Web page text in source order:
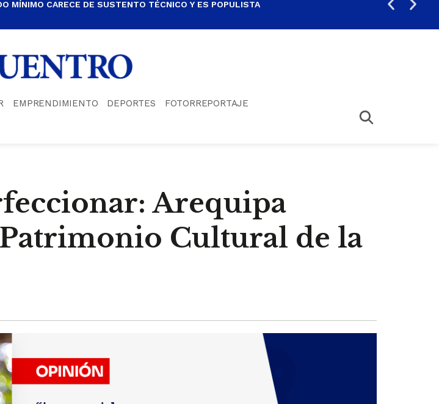
MÍNIMO CARECE DE SUSTENTO TÉCNICO Y ES POPULISTA
EMPRENDIMIENTO DEPORTES FOTORREPORTAJE
Arequipa
Cultural de la